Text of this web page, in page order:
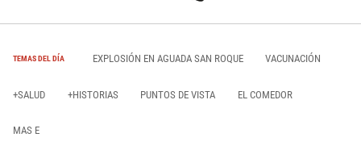
TEMAS DEL DÍA EXPLOSIÓN EN AGUADA SAN ROQUE VACUNACIÓN
+SALUD +HISTORIAS PUNTOS DE VISTA EL COMEDOR
MAS E